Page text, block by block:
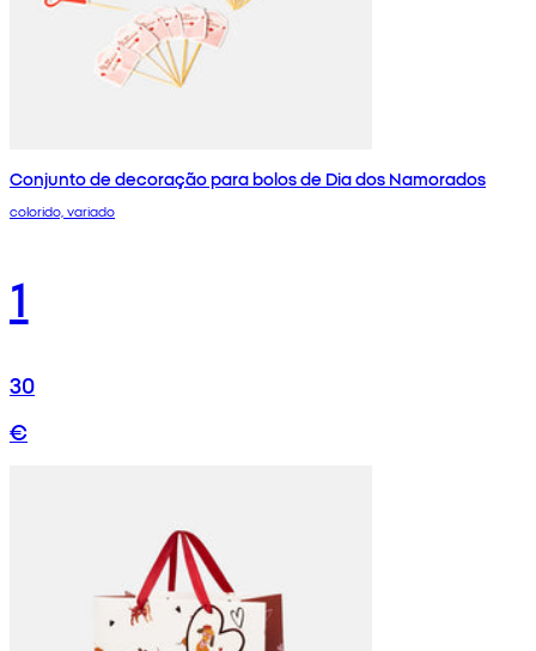
Conjunto de decoração para bolos de Dia dos Namorados
colorido, variado
1
30
€